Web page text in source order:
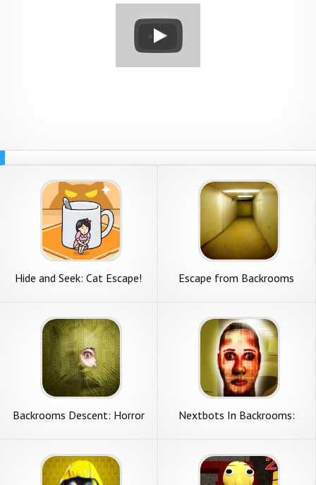
Hide and Seek: Cat Escape! Escape from Backrooms
Backrooms Descent: Horror
Nextbots In Backrooms: